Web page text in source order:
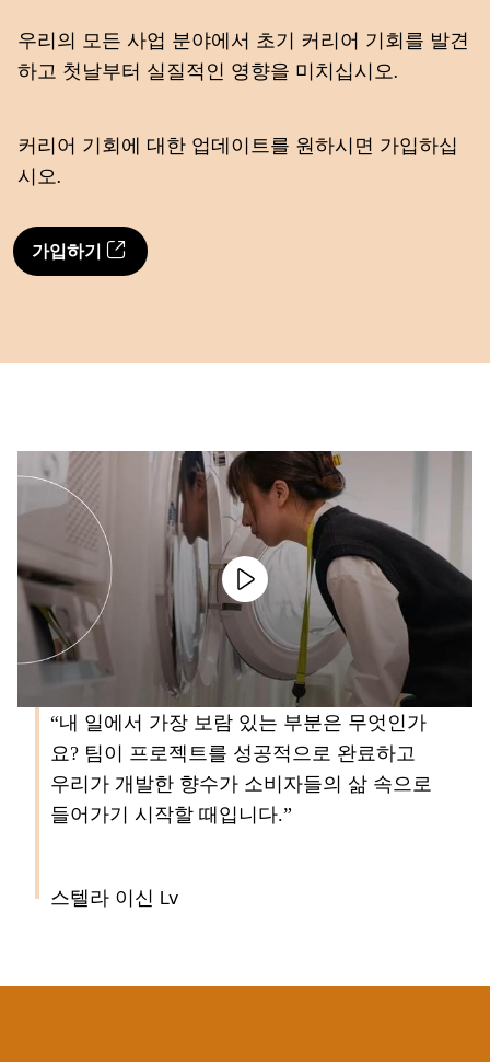
우리의 모든 사업 분야에서 초기 커리어 기회를 발견
하고 첫날부터 실질적인 영향을 미치십시오.
커리어 기회에 대한 업데이트를 원하시면 가입하십
시오.
가입하기
“내 일에서 가장 보람 있는 부분은 무엇인가
요? 팀이 프로젝트를 성공적으로 완료하고
우리가 개발한 향수가 소비자들의 삶 속으로
들어가기 시작할 때입니다.”
스텔라 이신 Lv